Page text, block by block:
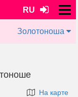
RU
Золотоноша
На карте